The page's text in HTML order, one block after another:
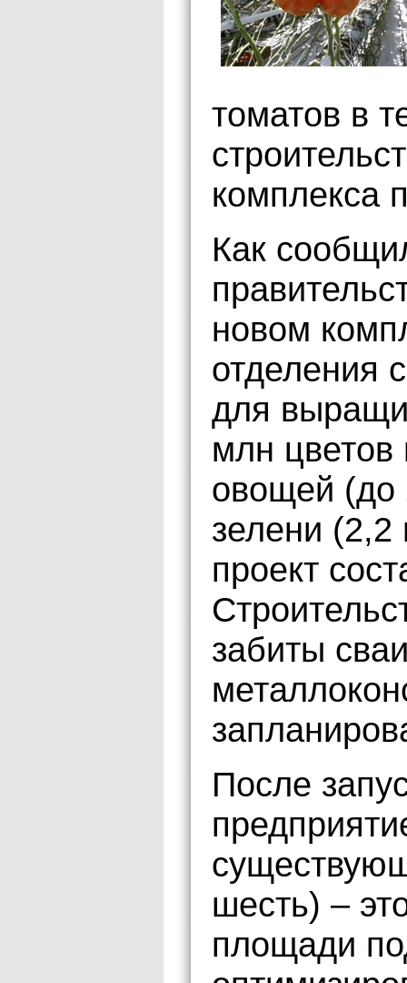
томатов в
комплекса
Как
новом
отделения
для
млн цветов
овощей (до
зелени
проект
забиты
После
шесть) –
площади